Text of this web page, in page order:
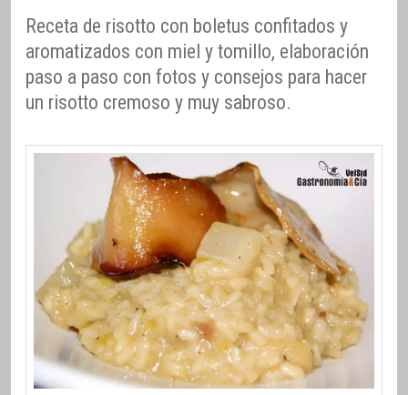
Receta de risotto con boletus confitados y
aromatizados con miel y tomillo, elaboración
paso a paso con fotos y consejos para hacer
un risotto cremoso y muy sabroso.